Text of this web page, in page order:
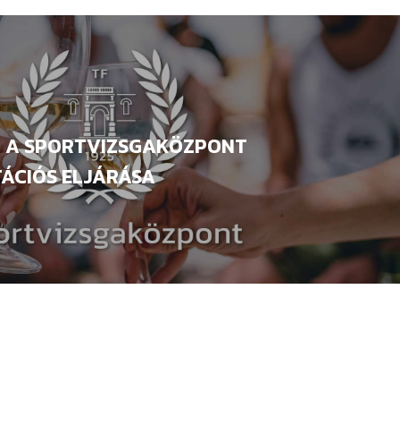
A SPORTVIZSGAKÖZPONT
ELJÁRÁSA